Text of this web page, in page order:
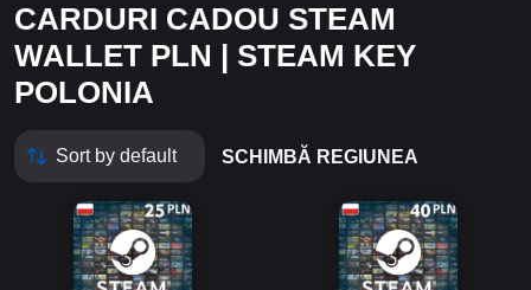
CARDURI CADOU STEAM
WALLET PLN | STEAM KEY
POLONIA
SCHIMBĂ REGIUNEA